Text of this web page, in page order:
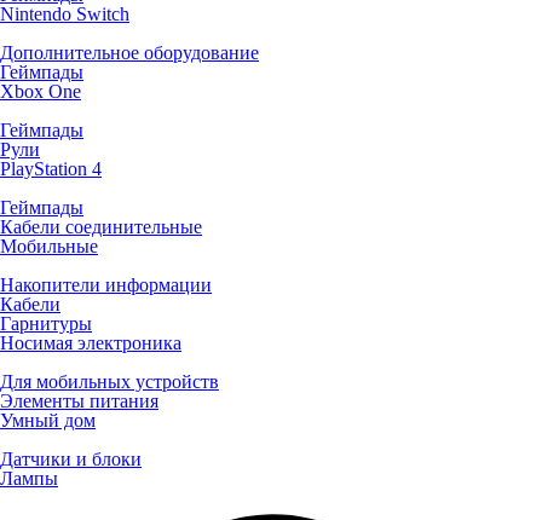
Nintendo Switch
Дополнительное оборудование
Геймпады
Xbox One
Геймпады
Рули
PlayStation 4
Геймпады
Кабели соединительные
Мобильные
Накопители информации
Кабели
Гарнитуры
Носимая электроника
Для мобильных устройств
Элементы питания
Умный дом
Датчики и блоки
Лампы